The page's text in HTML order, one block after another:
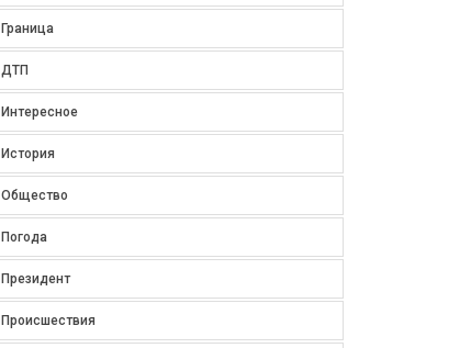
Граница
ДТП
Интересное
История
Общество
Погода
Президент
Происшествия